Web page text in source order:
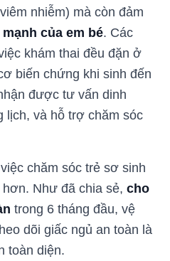
nhiễm) mà còn đảm
của em bé. Các
khám thai đều đặn ở
biến chứng khi sinh đến
được tư vấn dinh
lịch, và hỗ trợ chăm sóc
chăm sóc trẻ sơ sinh
Như đã chia sẻ, cho
trong 6 tháng đầu, vệ
dõi giấc ngủ an toàn là
toàn diện.